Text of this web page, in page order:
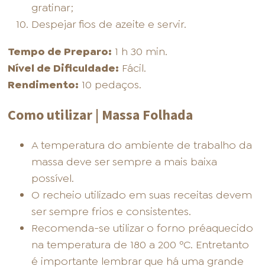
gratinar;
Despejar fios de azeite e servir.
Tempo de Preparo: 1 h 30 min.
Nível de Dificuldade: Fácil.
Rendimento: 10 pedaços.
Como utilizar | Massa Folhada
A temperatura do ambiente de trabalho da
massa deve ser sempre a mais baixa
possível.
O recheio utilizado em suas receitas devem
ser sempre frios e consistentes.
Recomenda-se utilizar o forno préaquecido
na temperatura de 180 a 200 ºC. Entretanto
é importante lembrar que há uma grande